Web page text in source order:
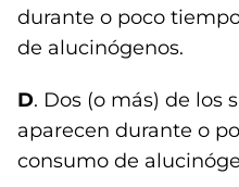
durante o poco
de alucinógenos.
D. Dos (o más) de los
aparecen durante o
consumo de